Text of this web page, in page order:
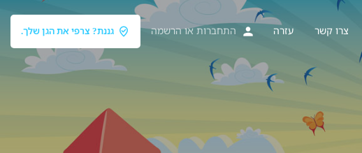
צרו קשר עזרה התחברות או הרשמה גננת? צרפי את הגן שלך.